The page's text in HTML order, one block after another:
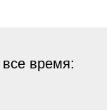
время: